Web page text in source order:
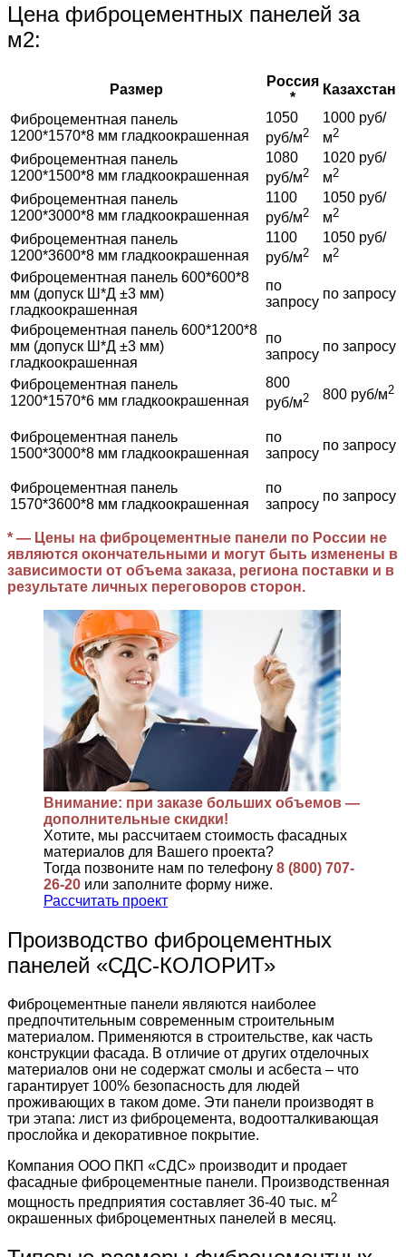
Цена фиброцементных панелей за
м2:
Размер
Россия
*
Казахстан
Фиброцементная панель
1200*1570*8 мм гладкоокрашенная
1050
руб/м2
1000 руб/
м2
Фиброцементная панель
1200*1500*8 мм гладкоокрашенная
1080
руб/м2
1020 руб/
м2
Фиброцементная панель
1200*3000*8 мм гладкоокрашенная
1100
руб/м2
1050 руб/
м2
Фиброцементная панель
1200*3600*8 мм гладкоокрашенная
1100
руб/м2
1050 руб/
м2
Фиброцементная панель 600*600*8
мм (допуск Ш*Д ±3 мм)
гладкоокрашенная
по
запросу
по запросу
Фиброцементная панель 600*1200*8
мм (допуск Ш*Д ±3 мм)
гладкоокрашенная
по
запросу
по запросу
Фиброцементная панель
1200*1570*6 мм гладкоокрашенная
800
руб/м2 800 руб/м2
Фиброцементная панель
1500*3000*8 мм гладкоокрашенная
по
запросу
по запросу
Фиброцементная панель
1570*3600*8 мм гладкоокрашенная
по
запросу
по запросу
* — Цены на фиброцементные панели по России не
являются окончательными и могут быть изменены в
зависимости от объема заказа, региона поставки и в
результате личных переговоров сторон.
Внимание: при заказе больших объемов —
дополнительные скидки!
Хотите, мы рассчитаем стоимость фасадных
материалов для Вашего проекта?
Тогда позвоните нам по телефону 8 (800) 707-
26-20 или заполните форму ниже.
Рассчитать проект
Производство фиброцементных
панелей «СДС-КОЛОРИТ»
Фиброцементные панели являются наиболее
предпочтительным современным строительным
материалом. Применяются в строительстве, как часть
конструкции фасада. В отличие от других отделочных
материалов они не содержат смолы и асбеста – что
гарантирует 100% безопасность для людей
проживающих в таком доме. Эти панели производят в
три этапа: лист из фиброцемента, водоотталкивающая
прослойка и декоративное покрытие.
Компания ООО ПКП «СДС» производит и продает
фасадные фиброцементные панели. Производственная
мощность предприятия составляет 36-40 тыс. м2
окрашенных фиброцементных панелей в месяц.